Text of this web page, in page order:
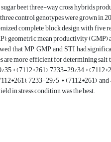
beet three-way cross hybrids
control genotypes were grown in
complete block design with
geometric mean productivity (GMP)
that MP, GMP and STI had
are more efficient for determining
* (7112*261), 7233-29/34 *
7233-29/5 * (7112*261)
in stress condition was the best.